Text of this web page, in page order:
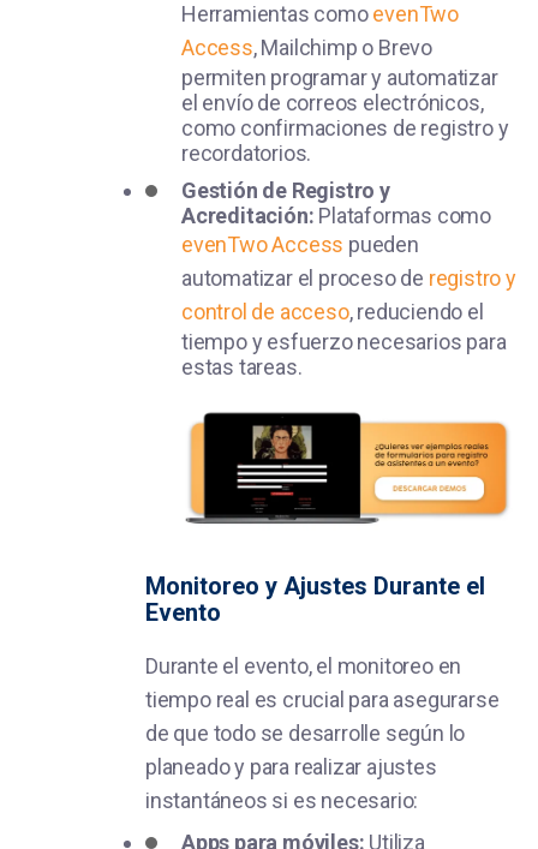
Herramientas comoevenTwo
Access, Mailchimp o Brevo
permiten programar y automatizar
el envío de correos electrónicos,
como confirmaciones de registro y
recordatorios.
Gestión de Registro y
Acreditación: Plataformas como
evenTwo Access pueden
automatizar el proceso de registro y
control de acceso, reduciendo el
tiempo y esfuerzo necesarios para
estas tareas.
Monitoreo y Ajustes Durante el
Evento
Durante el evento, el monitoreo en
tiempo real es crucial para asegurarse
de que todo se desarrolle según lo
planeado y para realizar ajustes
instantáneos si es necesario:
Apps para móviles: Utiliza